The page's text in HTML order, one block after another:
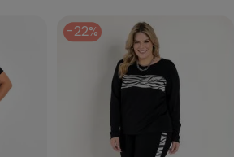
-22%